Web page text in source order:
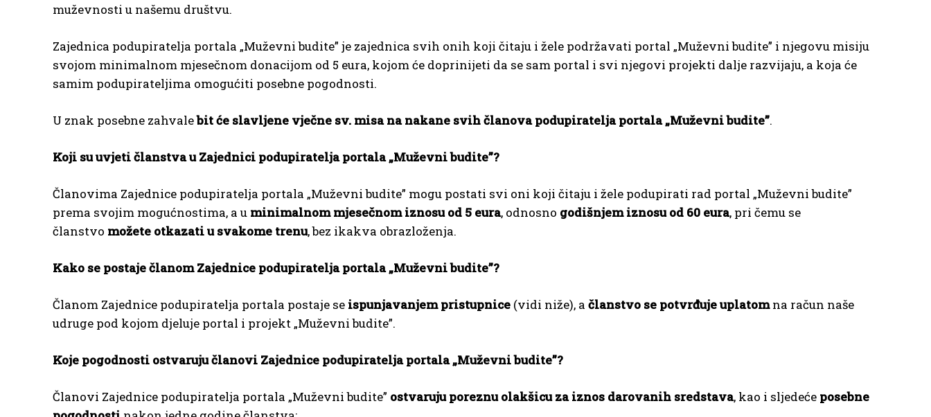
muževnosti u našemu društvu.
Zajednica podupiratelja portala „Muževni budite” je zajednica svih onih koji čitaju i žele podržavati portal „Muževni budite” i njegovu misiju
svojom minimalnom mjesečnom donacijom od 5 eura, kojom će doprinijeti da se sam portal i svi njegovi projekti dalje razvijaju, a koja će
samim podupirateljima omogućiti posebne pogodnosti.
U znak posebne zahvalebit će slavljene vječne sv. misa na nakane svih članova podupiratelja portala „Muževni budite”.
Koji su uvjeti članstva u Zajednici podupiratelja portala „Muževni budite”?
Članovima Zajednice podupiratelja portala „Muževni budite” mogu postati svi oni koji čitaju i žele podupirati rad portal „Muževni budite”
prema svojim mogućnostima, a u minimalnom mjesečnom iznosu od 5 eura, odnosno godišnjem iznosu od 60 eura, pri čemu se
članstvo možete otkazati u svakome trenu, bez ikakva obrazloženja.
Kako se postaje članom Zajednice podupiratelja portala „Muževni budite”?
Članom Zajednice podupiratelja portala postaje se ispunjavanjem pristupnice (vidi niže), a članstvo se potvrđuje uplatomna račun naše
udruge pod kojom djeluje portal i projekt „Muževni budite”.
Koje pogodnosti ostvaruju članovi Zajednice podupiratelja portala „Muževni budite”?
Članovi Zajednice podupiratelja portala „Muževni budite” ostvaruju poreznu olakšicu za iznos darovanih sredstava, kao i sljedeće posebne